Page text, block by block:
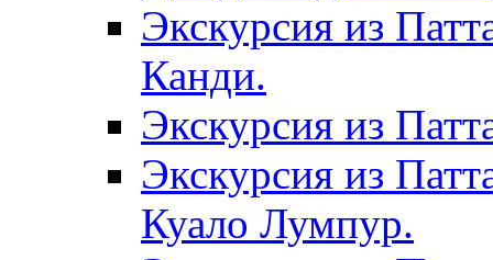
Экскурсия из
Канди.
Экскурсия из
Экскурсия из
Куало Лумпур.